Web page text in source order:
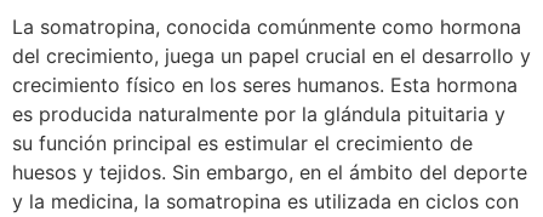
La somatropina, conocida comúnmente como hormona
del crecimiento, juega un papel crucial en el desarrollo y
crecimiento físico en los seres humanos. Esta hormona
es producida naturalmente por la glándula pituitaria y
su función principal es estimular el crecimiento de
huesos y tejidos. Sin embargo, en el ámbito del deporte
y la medicina, la somatropina es utilizada en ciclos con